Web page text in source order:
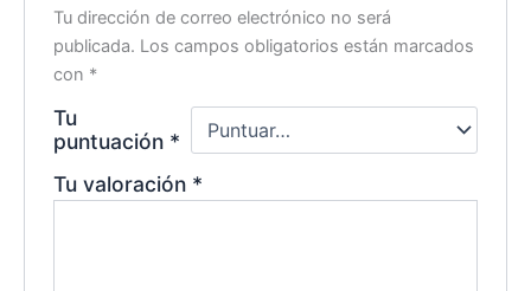
Tu dirección de correo electrónico no será
publicada. Los campos obligatorios están marcados
con *
Tu
puntuación *
Tu valoración *